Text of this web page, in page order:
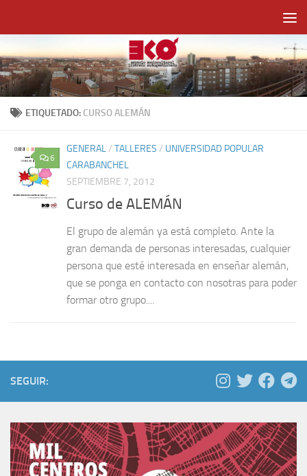
ETIQUETADO: CURSO ALEMÁN
6
GENERAL/ TALLERES / UNIVERSIDAD POPULAR
CARABANCHEL
SEPTIEMBRE 7, 2012
Curso de ALEMÁN
El grupo de alemán ya está completo. Ante la
gran demanda de personas interesadas, cualquier
persona que esté interesada en enseñar alemán,
que se ponga en contacto con nosotras para poder
formar otro grupo....
SEGUIR: